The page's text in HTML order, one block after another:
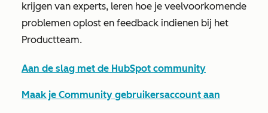
krijgen van experts, leren hoe je veelvoorkomende
problemen oplost en feedback indienen bij het
Productteam.
Aan de slag met de HubSpot community
Maak je Community gebruikersaccount aan